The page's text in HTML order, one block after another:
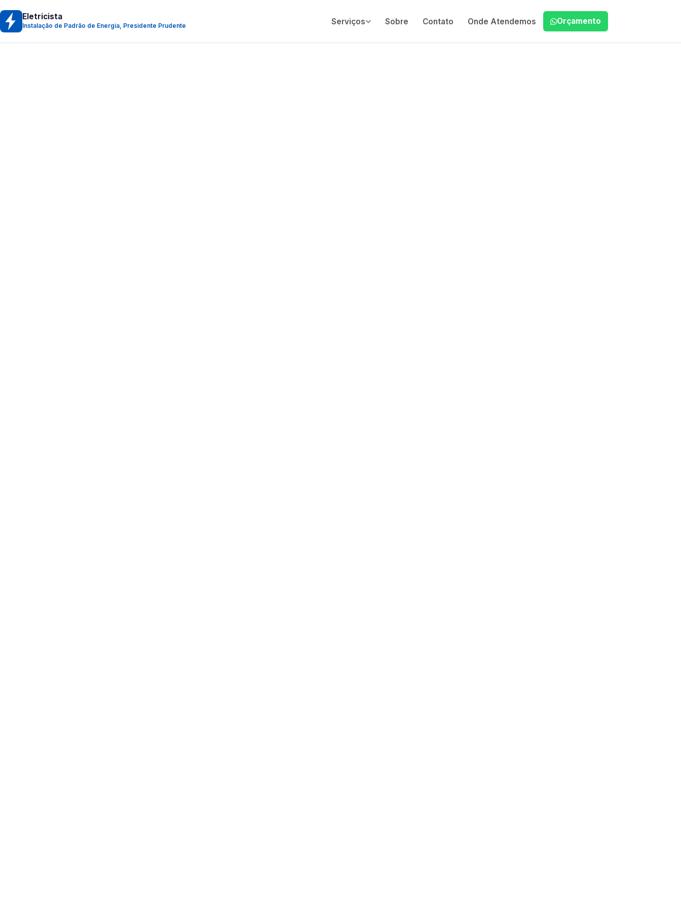
Eletricista
Instalação de Padrão de Energia, Presidente Prudente Serviços Sobre Contato Onde Atendemos Orçamento